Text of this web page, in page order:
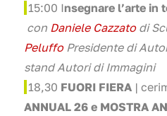
15:00 Insegnare l’arte in
con Daniele Cazzatodi
PeluffoPresidente di
stand Autori di Immagini
18,30 FUORI FIERA |
ANNUAL 26 e MOSTRA